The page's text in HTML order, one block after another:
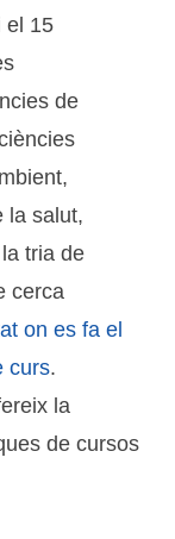
el 15
de
la salut,
tria de
cerca
on es fa el
curs.
la
de cursos